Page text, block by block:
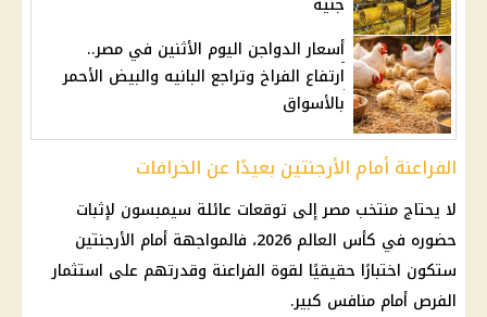
أسعار الدواجن اليوم الأثنين في مصر..
ارتفاع الفراخ وتراجع البانيه والبيض الأحمر
بالأسواق
الفراعنة أمام الأرجنتين بعيدًا عن الخرافات
لا يحتاج منتخب مصرإلى توقعات عائلة سيمبسون لإثبات
حضوره في كأس العالم 2026 ، فالمواجهة أمام الأرجنتين
ستكون اختبارًا حقيقيًا لقوة الفراعنة وقدرتهم على استثمار
الفرص أمام منافس كبير.